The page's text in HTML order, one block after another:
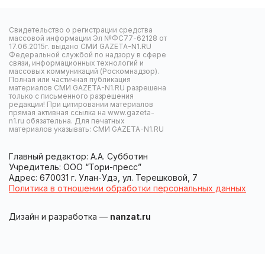
Свидетельство о регистрации средства
массовой информации Эл №ФС77-62128 от
17.06.2015г. выдано СМИ GAZETA-N1.RU
Федеральной службой по надзору в сфере
связи, информационных технологий и
массовых коммуникаций (Роскомнадзор).
Полная или частичная публикация
материалов СМИ GAZETA-N1.RU разрешена
только с письменного разрешения
редакции! При цитировании материалов
прямая активная ссылка на www.gazeta-
n1.ru обязательна. Для печатных
материалов указывать: СМИ GAZETA-N1.RU
Главный редактор: А.А. Субботин
Учредитель: ООО “Тори-пресс”
Адрес: 670031 г. Улан-Удэ, ул. Терешковой, 7
Политика в отношении обработки персональных данных
Дизайн и разработка — nanzat.ru